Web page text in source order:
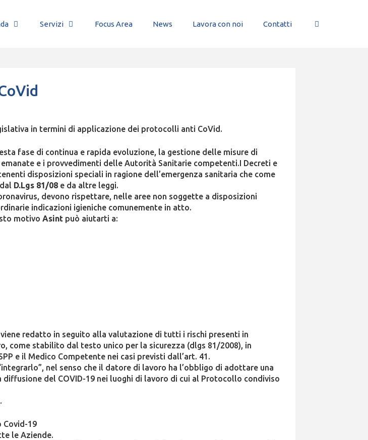
Servizi Focus Area News Lavora con noi Contatti
in termini di applicazione dei protocolli anti CoVid.
fase di continua e rapida evoluzione, la gestione delle misure di
e i provvedimenti delle Autorità Sanitarie competenti.I Decreti e
disposizioni speciali in ragione dell’emergenza sanitaria che come
D.Lgs 81/08 e da altre leggi.
devono rispettare, nelle aree non soggette a disposizioni
indicazioni igieniche comunemente in atto.
motivo Asint può aiutarti a:
redatto in seguito alla valutazione di tutti i rischi presenti in
come stabilito dal testo unico per la sicurezza (dlgs 81/2008), in
e il Medico Competente nei casi previsti dall’art. 41.
nel senso che il datore di lavoro ha l’obbligo di adottare una
del COVID-19 nei luoghi di lavoro di cui al Protocollo condiviso
Covid-19
le Aziende.